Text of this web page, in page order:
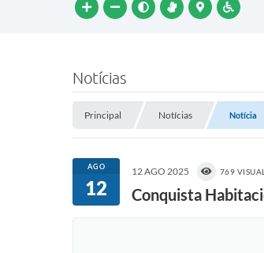
Notícias
Principal Notícias Notícia
AGO
12
12 AGO 2025 769
Conquista